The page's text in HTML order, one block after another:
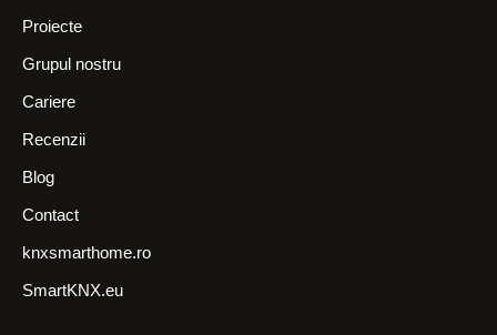
Proiecte
Grupul nostru
Cariere
Recenzii
Blog
Contact
knxsmarthome.ro
SmartKNX.eu